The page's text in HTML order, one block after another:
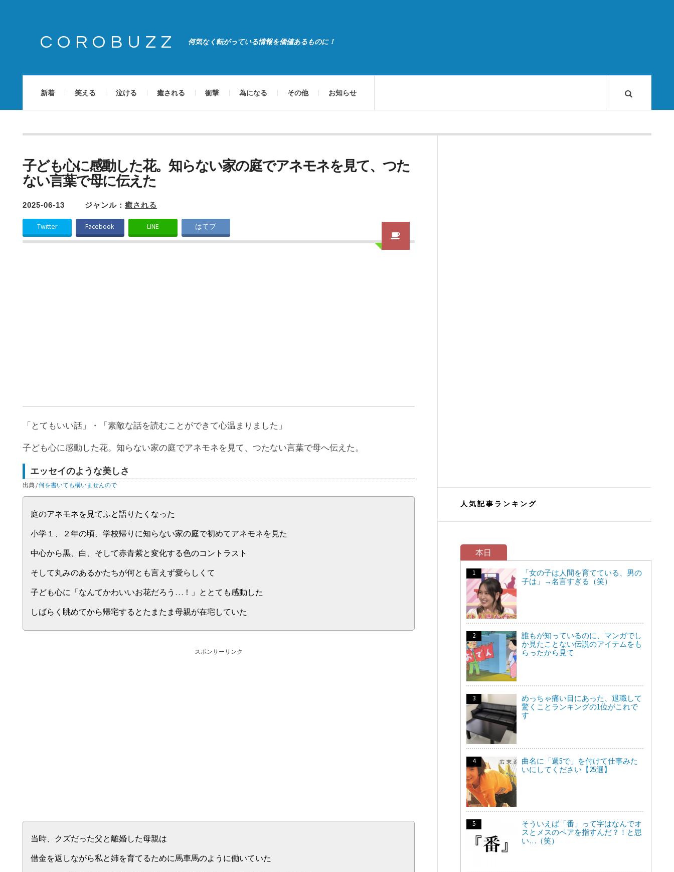
COROBUZZ 何気なく転がっている情報を価値あるものに！
新着 笑える 泣ける 癒される 衝撃 為になる その他 お知らせ
子ども心に感動した花。知らない家の庭でアネモネを見て、つた
ない言葉で母に伝えた
2025-06-13 ジャンル： 癒される
Twitter Facebook LINE はてブ
「とてもいい話」・「素敵な話を読むことができて心温まりました」
子ども心に感動した花。知らない家の庭でアネモネを見て、つたない言葉で母へ伝えた。
エッセイのような美しさ
出典 /何を書いても構いませんので
庭のアネモネを見てふと語りたくなった
小学１、２年の頃、学校帰りに知らない家の庭で初めてアネモネを見た
中心から黒、白、そして赤青紫と変化する色のコントラスト
そして丸みのあるかたちが何とも言えず愛らしくて
子ども心に「なんてかわいいお花だろう…！」ととても感動した
しばらく眺めてから帰宅するとたまたま母親が在宅していた
スポンサーリンク
当時、クズだった父と離婚した母親は
借金を返しながら私と姉を育てるために馬車馬のように働いていた
人気記事ランキング
本日
「女の子は人間を育てている、男の
子は」→名言すぎる（笑）
誰もが知っているのに、マンガでし
か見たことない伝説のアイテムをも
らったから見て
めっちゃ痛い目にあった、退職して
驚くことランキングの1位がこれで
す
曲名に「週5で」を付けて仕事みた
いにしてください【25選】
そういえば「番」って字はなんでオ
スとメスのペアを指すんだ？！と思
い…（笑）